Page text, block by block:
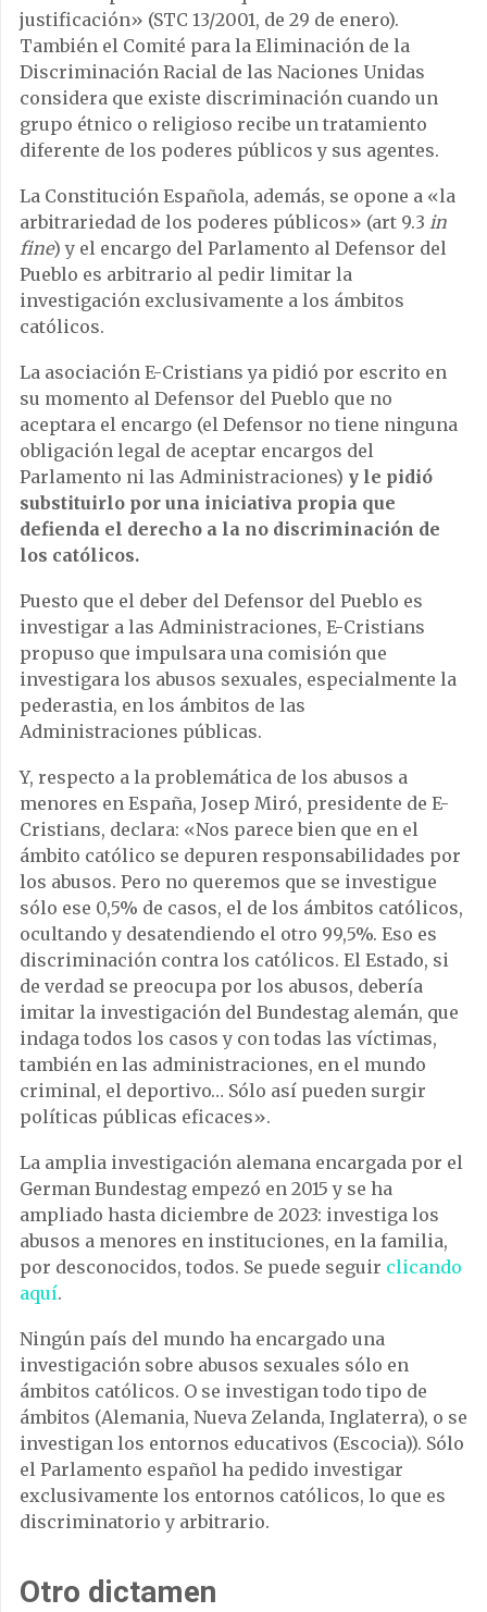
justificación» (STC 13/2001, de 29 de enero).
También el Comité para la Eliminación de la
Discriminación Racial de las Naciones Unidas
considera que existe discriminación cuando un
grupo étnico o religioso recibe un tratamiento
diferente de los poderes públicos y sus agentes.
La Constitución Española, además, se opone a «la
arbitrariedad de los poderes públicos» (art 9.3 in
fine) y el encargo del Parlamento al Defensor del
Pueblo es arbitrario al pedir limitar la
investigación exclusivamente a los ámbitos
católicos.
La asociación E-Cristians ya pidió por escrito en
su momento al Defensor del Pueblo que no
aceptara el encargo (el Defensor no tiene ninguna
obligación legal de aceptar encargos del
Parlamento ni las Administraciones) y le pidió
substituirlo por una iniciativa propia que
defienda el derecho a la no discriminación de
los católicos.
Puesto que el deber del Defensor del Pueblo es
investigar a las Administraciones, E-Cristians
propuso que impulsara una comisión que
investigara los abusos sexuales, especialmente la
pederastia, en los ámbitos de las
Administraciones públicas.
Y, respecto a la problemática de los abusos a
menores en España, Josep Miró, presidente de E-
Cristians, declara: «Nos parece bien que en el
ámbito católico se depuren responsabilidades por
los abusos. Pero no queremos que se investigue
sólo ese 0,5% de casos, el de los ámbitos católicos,
ocultando y desatendiendo el otro 99,5%. Eso es
discriminación contra los católicos. El Estado, si
de verdad se preocupa por los abusos, debería
imitar la investigación del Bundestag alemán, que
indaga todos los casos y con todas las víctimas,
también en las administraciones, en el mundo
criminal, el deportivo… Sólo así pueden surgir
políticas públicas eficaces».
La amplia investigación alemana encargada por el
German Bundestag empezó en 2015 y se ha
ampliado hasta diciembre de 2023: investiga los
abusos a menores en instituciones, en la familia,
por desconocidos, todos. Se puede seguir clicando
aquí.
Ningún país del mundo ha encargado una
investigación sobre abusos sexuales sólo en
ámbitos católicos. O se investigan todo tipo de
ámbitos (Alemania, Nueva Zelanda, Inglaterra), o se
investigan los entornos educativos (Escocia)). Sólo
el Parlamento español ha pedido investigar
exclusivamente los entornos católicos, lo que es
discriminatorio y arbitrario.
Otro dictamen